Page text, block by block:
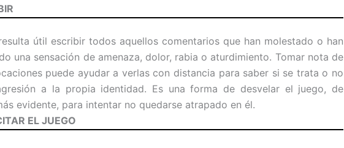
útil escribir todos aquellos comentarios que han molestado o han
una sensación de amenaza, dolor, rabia o aturdimiento. Tomar nota de
puede ayudar a verlas con distancia para saber si se trata o no
a la propia identidad. Es una forma de desvelar el juego, de
evidente, para intentar no quedarse atrapado en él.
EL JUEGO